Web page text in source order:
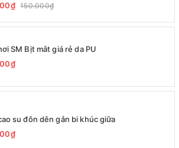
150.000₫
SM Bịt mắt giá rẻ da PU
su đôn dên gắn bi khúc giữa